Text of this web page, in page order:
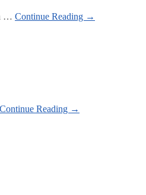
… Continue Reading →
Continue Reading →